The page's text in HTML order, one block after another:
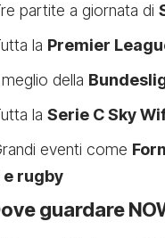
partite a giornata di
la Premier
meglio della
la Serie C Sky
eventi come
rugby
guardare